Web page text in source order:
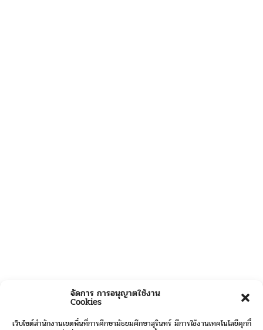
จัดการ การอนุญาตใช้งาน
Cookies
เว็บไซต์สำนักงานเขตพื้นที่การศึกษามัธยมศึกษาสุรินทร์ มีการใช้งานเทคโนโลยีคุกกี้